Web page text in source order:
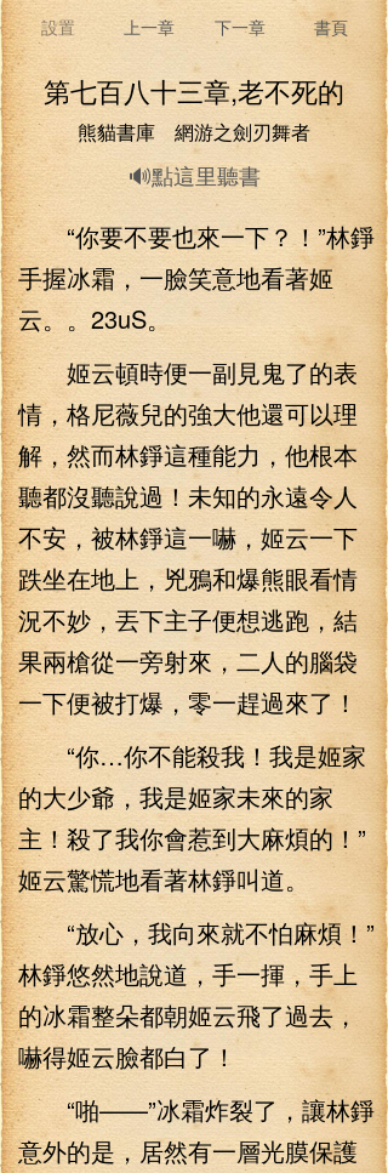
設置 上一章 下一章 書頁
第七百八十三章,老不死的
熊貓書庫 網游之劍刃舞者
🔊點這里聽書
“你要不要也來一下？！”林錚
手握冰霜，一臉笑意地看著姬
云。。23uS。
姬云頓時便一副見鬼了的表
情，格尼薇兒的強大他還可以理
解，然而林錚這種能力，他根本
聽都沒聽說過！未知的永遠令人
不安，被林錚這一嚇，姬云一下
跌坐在地上，兇鴉和爆熊眼看情
況不妙，丟下主子便想逃跑，結
果兩槍從一旁射來，二人的腦袋
一下便被打爆，零一趕過來了！
“你…你不能殺我！我是姬家
的大少爺，我是姬家未來的家
主！殺了我你會惹到大麻煩的！”
姬云驚慌地看著林錚叫道。
“放心，我向來就不怕麻煩！”
林錚悠然地說道，手一揮，手上
的冰霜整朵都朝姬云飛了過去，
嚇得姬云臉都白了！
“啪——”冰霜炸裂了，讓林錚
意外的是，居然有一層光膜保護